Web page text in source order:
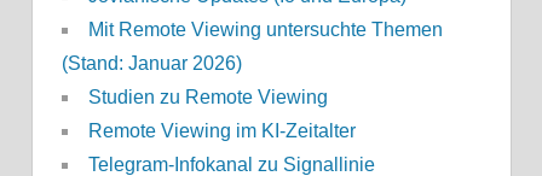
Mit Remote Viewing untersuchte Themen
(Stand: Januar 2026)
Studien zu Remote Viewing
Remote Viewing im KI-Zeitalter
Telegram-Infokanal zu Signallinie